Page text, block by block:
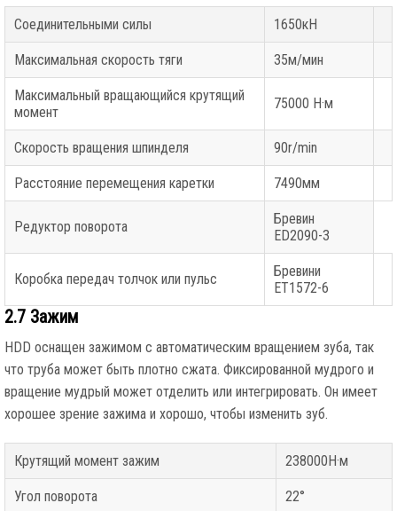
Соединительными силы 1650кН
Максимальная скорость тяги 35м/мин
Максимальный вращающийся крутящий
момент
75000 Н·м
Скорость вращения шпинделя 90r/min
Расстояние перемещения каретки 7490мм
Редуктор поворота
Бревин
ED2090-3
Коробка передач толчок или пульс
Бревини
ET1572-6
2.7 Зажим
HDD оснащен зажимом с автоматическим вращением зуба, так
что труба может быть плотно сжата. Фиксированной мудрого и
вращение мудрый может отделить или интегрировать. Он имеет
хорошее зрение зажима и хорошо, чтобы изменить зуб.
Крутящий момент зажим 238000Н·м
Угол поворота 22°